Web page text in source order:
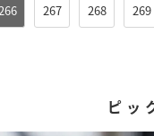
267 268 269
ピッ